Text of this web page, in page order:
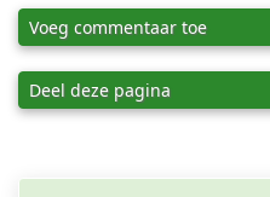
Voeg commentaar toe
Deel deze pagina